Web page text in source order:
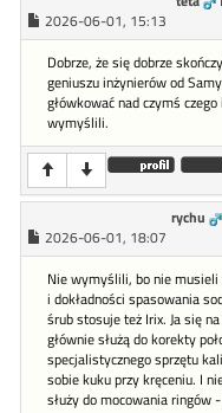
2026-06-01, 15:13
Dobrze, że się dobrze
geniuszu inżynierów od
główkować nad czymś
wymyślili.
rychu
2026-06-01, 18:07
Nie wymyślili, bo nie musieli
i dokładności spasowania
śrub stosuje też Irix. Ja się
głównie służą do korekty
specjalistycznego sprzętu
sobie kuku przy kręceniu. I
służy do mocowania ringów